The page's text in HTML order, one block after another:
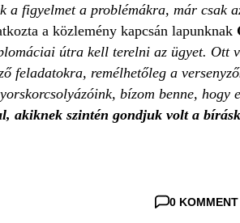
a figyelmet a problémákra, már csak
a közlemény kapcsán lapunknak
útra kell terelni az ügyet. Ott
feladatokra, remélhetőleg a
bízom benne,
akiknek szintén gondjuk volt a
0 KOMMENT